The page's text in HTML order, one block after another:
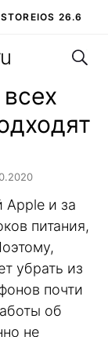
IOS 26.6
Apple и за
питания,
убрать из
почти
об
не